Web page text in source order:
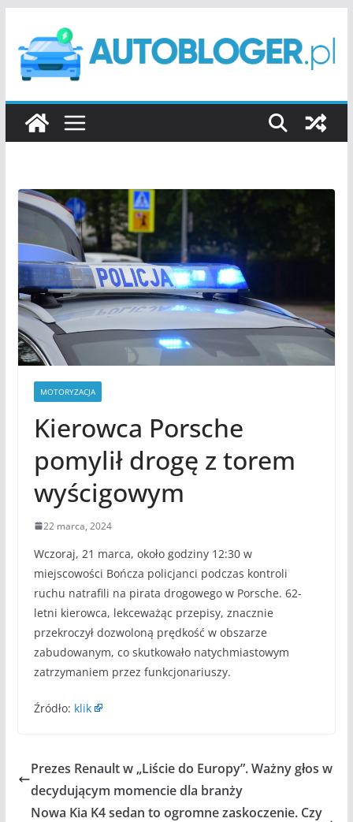
treści
MOTORYZACJA
Kierowca Porsche
pomylił drogę z torem
wyścigowym
22 marca, 2024
Wczoraj, 21 marca, około godziny 12:30 w
miejscowości Bończa policjanci podczas kontroli
ruchu natrafili na pirata drogowego w Porsche. 62-
letni kierowca, lekceważąc przepisy, znacznie
przekroczył dozwoloną prędkość w obszarze
zabudowanym, co skutkowało natychmiastowym
zatrzymaniem przez funkcjonariuszy.
Źródło: klik
Prezes Renault w „Liście do Europy”. Ważny głos w
decydującym momencie dla branży
Nowa Kia K4 sedan to ogromne zaskoczenie. Czy